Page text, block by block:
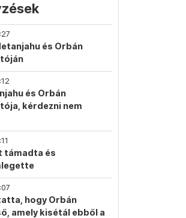
és Orbán
és Orbán
kérdezni nem
támadta és
hogy Orbán
amely kisétál ebből a